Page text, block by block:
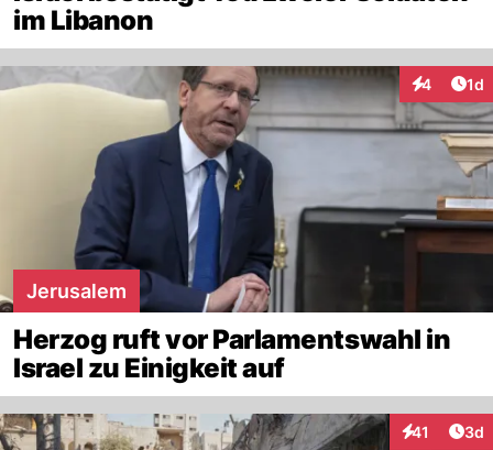
im Libanon
4 1d
Jerusalem
Herzog ruft vor Parlamentswahl in
Israel zu Einigkeit auf
41
Interaktionen
3d